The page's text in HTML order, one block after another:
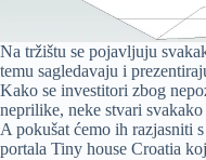
Na tržištu se pojavljuju
temu sagledavaju i
Kako se investitori zbog
neprilike, neke stvari
A pokušat ćemo ih razjasniti
portala Tiny house Croatia